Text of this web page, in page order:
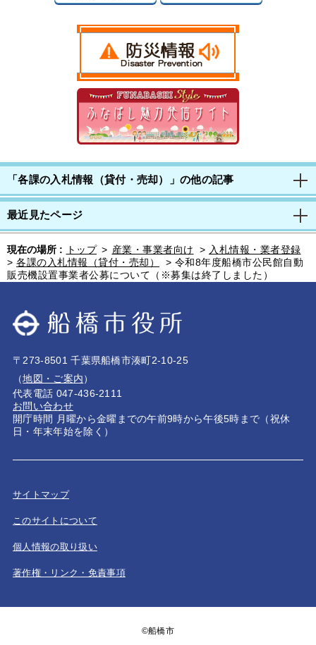
「各課の入札情報（貸付・売却）」の他の記事
最近見たページ
現在の場所 : トップ > 産業・事業者向け > 入札情報・業者登録
> 各課の入札情報（貸付・売却） > 令和8年度船橋市公民館自動
販売機設置事業者公募について（※募集は終了しました）
〒273-8501 千葉県船橋市湊町2-10-25
（地図・ご案内）
代表電話 047-436-2111
お問い合わせ
開庁時間 月曜から金曜までの午前9時から午後5時まで（祝休
日・年末年始を除く）
サイトマップ
このサイトについて
個人情報の取り扱い
著作権・リンク・免責事項
©船橋市